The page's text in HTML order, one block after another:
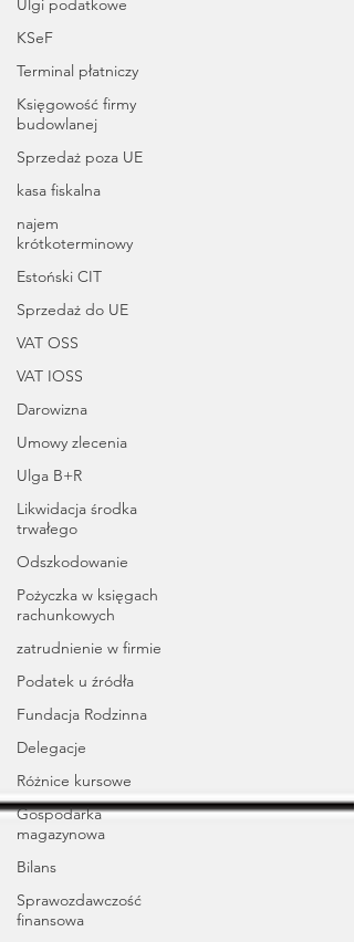
Ulgi podatkowe
KSeF
Terminal płatniczy
Księgowość firmy
budowlanej
Sprzedaż poza UE
kasa fiskalna
najem
krótkoterminowy
Estoński CIT
Sprzedaż do UE
VAT OSS
VAT IOSS
Darowizna
Umowy zlecenia
Ulga B+R
Likwidacja środka
trwałego
Odszkodowanie
Pożyczka w księgach
rachunkowych
zatrudnienie w firmie
Podatek u źródła
Fundacja Rodzinna
Delegacje
Różnice kursowe
Gospodarka
magazynowa
Bilans
Sprawozdawczość
finansowa